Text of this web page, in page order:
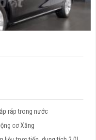
ráp trong nước
cơ Xăng